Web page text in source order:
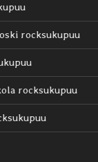
rocksukupuu
rocksukupuu